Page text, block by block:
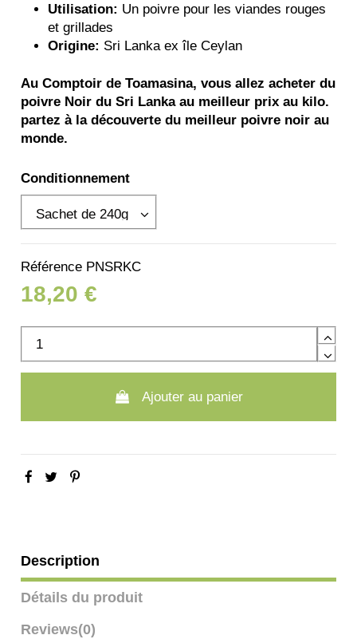
Utilisation: Un poivre pour les viandes rouges
et grillades
Origine: Sri Lanka ex île Ceylan
Au Comptoir de Toamasina, vous allez acheter du
poivre Noir du Sri Lanka au meilleur prix au kilo.
partez à la découverte du meilleur poivre noir au
monde.
Conditionnement
Référence PNSRKC
18,20 €
Ajouter au panier
Description
Détails du produit
Reviews(0)